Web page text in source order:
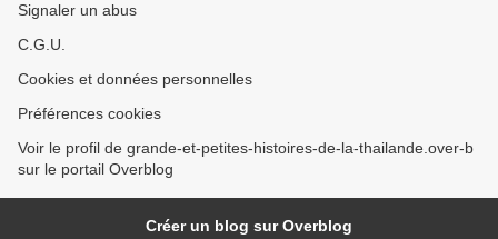
Signaler un abus
C.G.U.
Cookies et données personnelles
Préférences cookies
Voir le profil de grande-et-petites-histoires-de-la-thailande.over-b
sur le portail Overblog
Créer un blog sur Overblog